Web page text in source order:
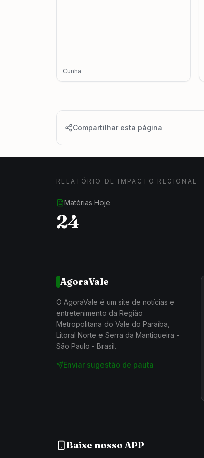
Cunha
Compartilhar esta página
RELATÓRIO DE IMPACTO REGIONAL
Matérias Hoje
24
AgoraVale
O AgoraVale é um site de notícias e
entretenimento da Região
Metropolitana do Vale do Paraíba,
Litoral Norte e Serra da Mantiqueira -
São Paulo - Brasil.
Enviar sugestão de pauta
Baixe nosso APP